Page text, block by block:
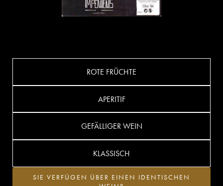
ROTE FRÜCHTE
APERITIF
GEFÄLLIGER WEIN
KLASSISCH
SIE VERFÜGEN ÜBER EINEN IDENTISCHEN